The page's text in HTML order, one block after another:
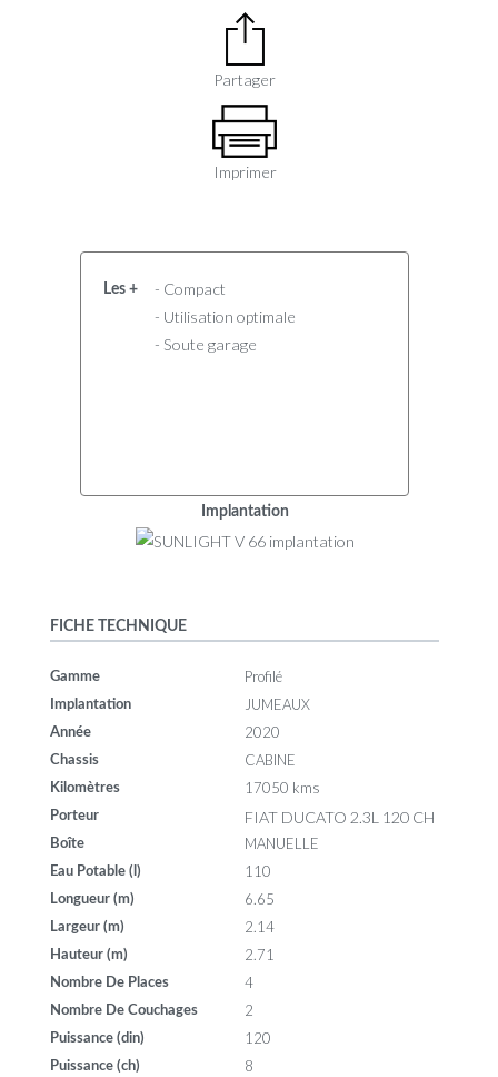
Partager
Imprimer
Les +
- Compact
- Utilisation optimale
- Soute garage
Implantation
FICHE TECHNIQUE
Gamme Profilé
Implantation JUMEAUX
Année 2020
Chassis CABINE
Kilomètres 17050 kms
Porteur FIAT DUCATO 2.3L 120 CH
Boîte MANUELLE
Eau Potable (l) 110
Longueur (m) 6.65
Largeur (m) 2.14
Hauteur (m) 2.71
Nombre De Places 4
Nombre De Couchages 2
Puissance (din) 120
Puissance (ch) 8